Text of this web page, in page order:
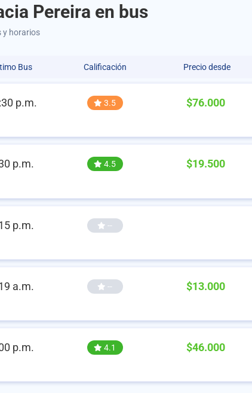
Pereira en bus
y horarios
Bus Calificación Precio desde
p.m. 3.5 $76.000
p.m. 4.5 $19.500
p.m. --
a.m. -- $13.000
p.m. 4.1 $46.000